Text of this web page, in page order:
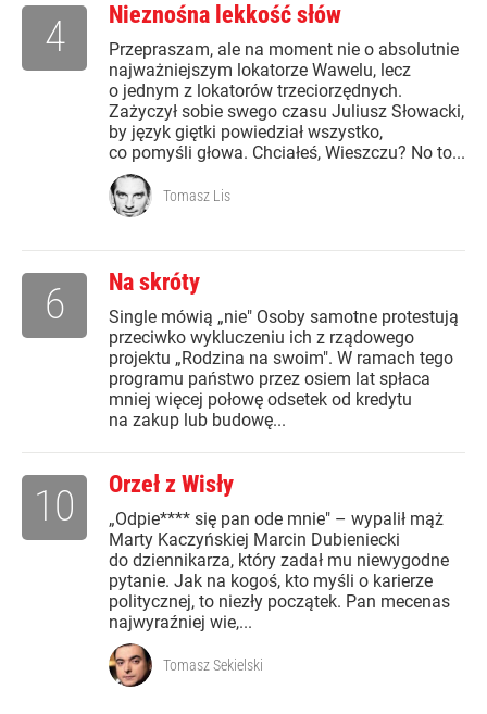
Nieznośna lekkość słów
Przepraszam, ale na moment nie o absolutnie
najważniejszym lokatorze Wawelu, lecz
o jednym z lokatorów trzeciorzędnych.
Zażyczył sobie swego czasu Juliusz Słowacki,
by język giętki powiedział wszystko,
co pomyśli głowa. Chciałeś, Wieszczu? No to...
4
Tomasz Lis
Na skróty
Single mówią „nie" Osoby samotne protestują
przeciwko wykluczeniu ich z rządowego
projektu „Rodzina na swoim". W ramach tego
programu państwo przez osiem lat spłaca
mniej więcej połowę odsetek od kredytu
na zakup lub budowę...
6
Orzeł z Wisły
„Odpie**** się pan ode mnie" – wypalił mąż
Marty Kaczyńskiej Marcin Dubieniecki
do dziennikarza, który zadał mu niewygodne
pytanie. Jak na kogoś, kto myśli o karierze
politycznej, to niezły początek. Pan mecenas
najwyraźniej wie,...
10
Tomasz Sekielski